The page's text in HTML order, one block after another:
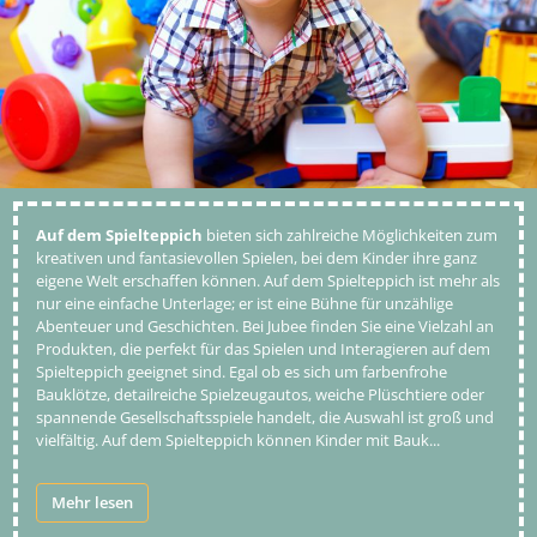
Auf dem Spielteppich bieten sich zahlreiche Möglichkeiten zum
kreativen und fantasievollen Spielen, bei dem Kinder ihre ganz
eigene Welt erschaffen können. Auf dem Spielteppich ist mehr als
nur eine einfache Unterlage; er ist eine Bühne für unzählige
Abenteuer und Geschichten. Bei Jubee finden Sie eine Vielzahl an
Produkten, die perfekt für das Spielen und Interagieren auf dem
Spielteppich geeignet sind. Egal ob es sich um farbenfrohe
Bauklötze, detailreiche Spielzeugautos, weiche Plüschtiere oder
spannende Gesellschaftsspiele handelt, die Auswahl ist groß und
vielfältig. Auf dem Spielteppich können Kinder mit Bauk...
Mehr lesen